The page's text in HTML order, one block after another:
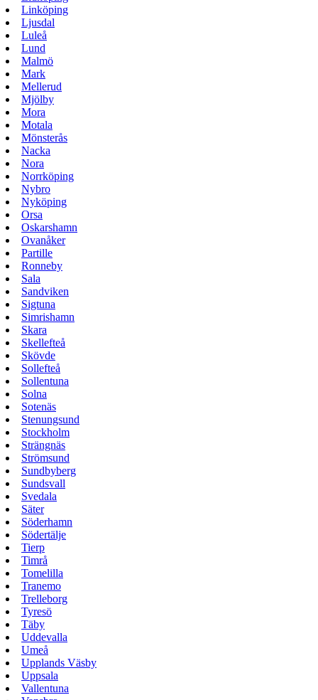
Linköping
Ljusdal
Luleå
Lund
Malmö
Mark
Mellerud
Mjölby
Mora
Motala
Mönsterås
Nacka
Nora
Norrköping
Nybro
Nyköping
Orsa
Oskarshamn
Ovanåker
Partille
Ronneby
Sala
Sandviken
Sigtuna
Simrishamn
Skara
Skellefteå
Skövde
Sollefteå
Sollentuna
Solna
Sotenäs
Stenungsund
Stockholm
Strängnäs
Strömsund
Sundbyberg
Sundsvall
Svedala
Säter
Söderhamn
Södertälje
Tierp
Timrå
Tomelilla
Tranemo
Trelleborg
Tyresö
Täby
Uddevalla
Umeå
Upplands Väsby
Uppsala
Vallentuna